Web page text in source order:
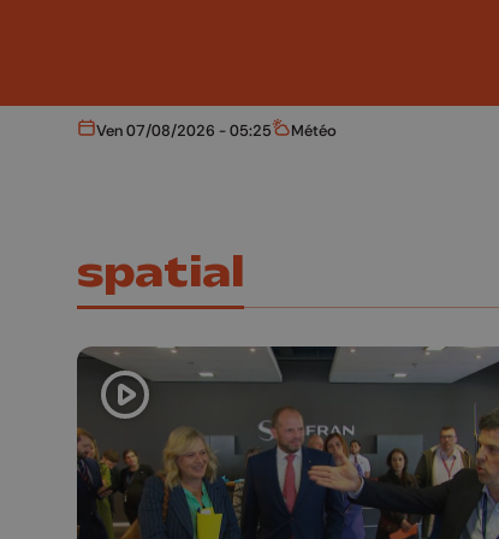
Aujourd'hui
Ven 07/08/2026 - 05:25 Météo
Météo
spatial